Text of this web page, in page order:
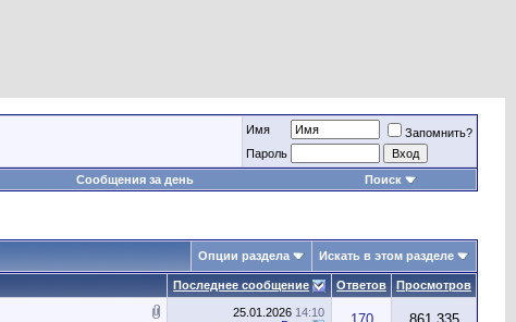
Имя
Запомнить?
Пароль
Сообщения за день Поиск
Опции раздела Искать в этом разделе
Последнее сообщение Ответов Просмотров
25.01.2026 14:10